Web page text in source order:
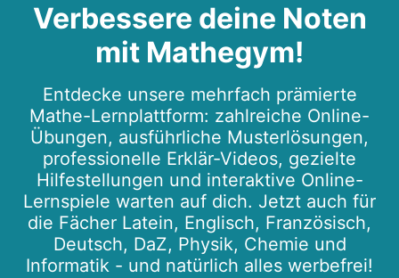
Verbessere deine Noten
mit Mathegym!
Entdecke unsere mehrfach prämierte
Mathe-Lernplattform: zahlreiche Online-
Übungen, ausführliche Musterlösungen,
professionelle Erklär-Videos, gezielte
Hilfestellungen und interaktive Online-
Lernspiele warten auf dich. Jetzt auch für
die Fächer Latein, Englisch, Französisch,
Deutsch, DaZ, Physik, Chemie und
Informatik - und natürlich alles werbefrei!